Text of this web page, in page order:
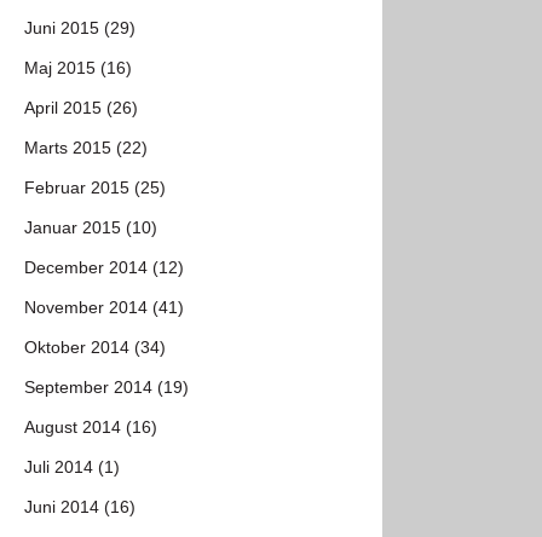
Juni 2015 (29)
Maj 2015 (16)
April 2015 (26)
Marts 2015 (22)
Februar 2015 (25)
Januar 2015 (10)
December 2014 (12)
November 2014 (41)
Oktober 2014 (34)
September 2014 (19)
August 2014 (16)
Juli 2014 (1)
Juni 2014 (16)